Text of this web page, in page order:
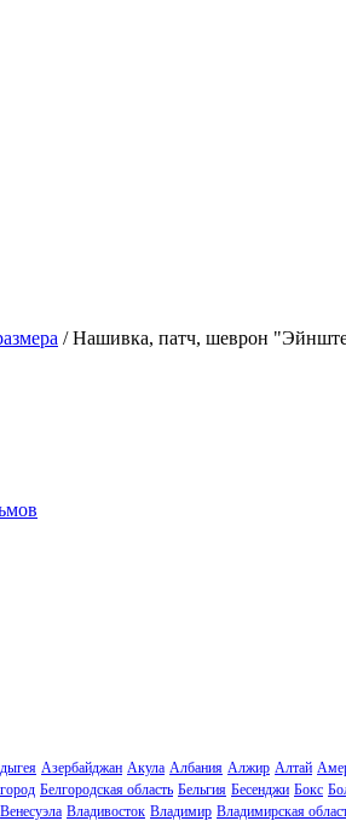
/Нашивка, патч, шеврон
Азербайджан Акула Албания Алжир Алтай
Белгородская область Бельгия Бесенджи Бокс
Венесуэла Владивосток Владимир Владимирская